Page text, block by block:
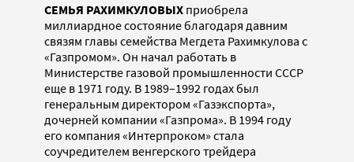
СЕМЬЯ РАХИМКУЛОВЫХ приобрела
миллиардное состояние благодаря давним
связям главы семейства Мегдета Рахимкулова с
«Газпромом». Он начал работать в
Министерстве газовой промышленности СССР
еще в 1971 году. В 1989–1992 годах был
генеральным директором «Газэкспорта»,
дочерней компании «Газпрома». В 1994 году
его компания «Интерпроком» стала
соучредителем венгерского трейдера